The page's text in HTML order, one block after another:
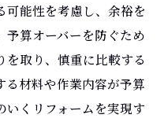
可能性を考慮し、余裕を
予算オーバーを防ぐため
を取り、慎重に比較する
る材料や作業内容が予算
いくリフォームを実現す